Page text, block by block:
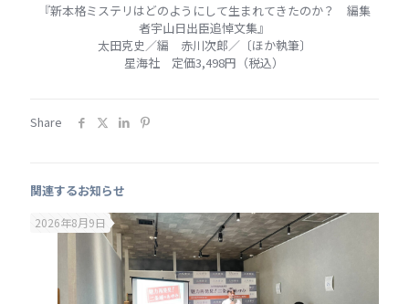
『新本格ミステリはどのようにして生まれてきたのか？ 編集
者宇山日出臣追悼文集』
太田克史／編 赤川次郎／〔ほか執筆〕
星海社 定価3,498円（税込）
Share
関連するお知らせ
2026年8月9日